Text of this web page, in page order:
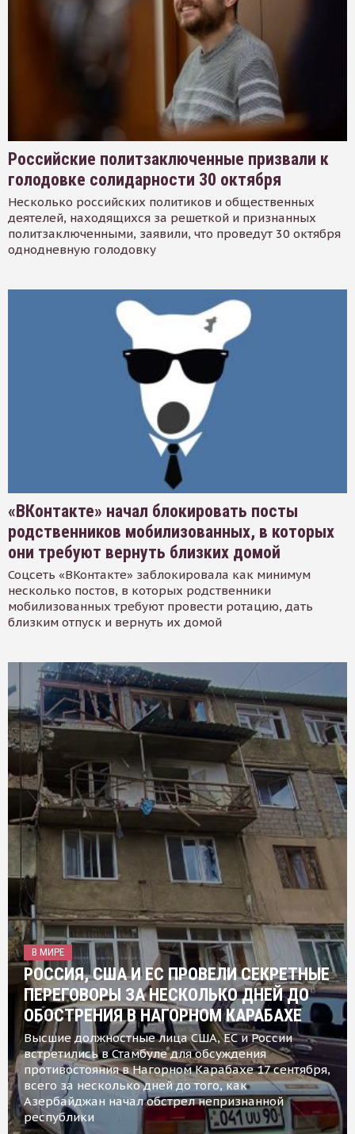
Российские политзаключенные призвали к
голодовке солидарности 30 октября
Несколько российских политиков и общественных
деятелей, находящихся за решеткой и признанных
политзаключенными, заявили, что проведут 30 октября
однодневную голодовку
«ВКонтакте» начал блокировать посты
родственников мобилизованных, в которых
они требуют вернуть близких домой
Соцсеть «ВКонтакте» заблокировала как минимум
несколько постов, в которых родственники
мобилизованных требуют провести ротацию, дать
близким отпуск и вернуть их домой
В МИРЕ
РОССИЯ, США И ЕС ПРОВЕЛИ СЕКРЕТНЫЕ
ПЕРЕГОВОРЫ ЗА НЕСКОЛЬКО ДНЕЙ ДО
ОБОСТРЕНИЯ В НАГОРНОМ КАРАБАХЕ
Высшие должностные лица США, ЕС и России
встретились в Стамбуле для обсуждения
противостояния в Нагорном Карабахе 17 сентября,
всего за несколько дней до того, как
Азербайджан начал обстрел непризнанной
республики